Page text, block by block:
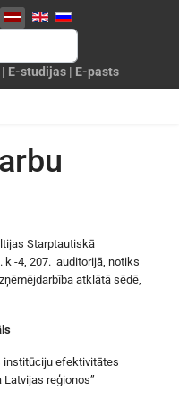
Izvēlieties valodu
| E-studijas | E-pasts
Starptautiskā
k -4, 207. auditorijā, notiks
atklātā sēdē,
institūciju efektivitātes
reģionos”